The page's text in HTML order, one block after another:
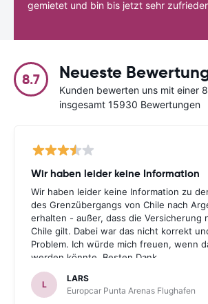
gemietet und bin bis jetzt sehr
8.7 Neueste
Kunden bewerten uns mit einer
insgesamt 15930 Bewertungen
Wir haben leider keine Information
Wir haben leider keine Information zu
des Grenzübergangs von Chile nach
erhalten - außer, dass die Versicherung
Chile gilt. Dabei war das nicht korrekt
Problem. Ich würde mich freuen, wenn
werden könnte. Besten Dank.
L
LARS
Europcar Punta Arenas Flughafen